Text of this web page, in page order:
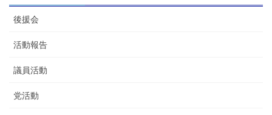
後援会
活動報告
議員活動
党活動